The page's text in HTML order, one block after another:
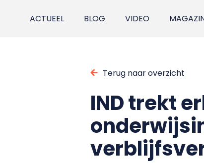
ACTUEEL BLOG VIDEO
Terug naar overzicht
IND trekt